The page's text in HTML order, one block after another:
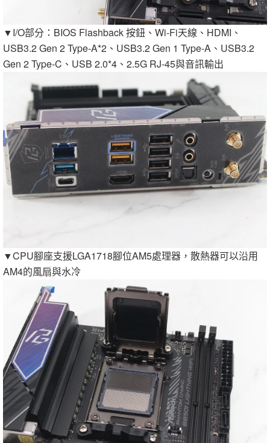
▼I/O部分：BIOS Flashback 按鈕、Wi-Fi天線、HDMI、
USB3.2 Gen 2 Type-A*2、USB3.2 Gen 1 Type-A、USB3.2
Gen 2 Type-C、USB 2.0*4、2.5G RJ-45與音訊輸出
▼CPU腳座支援LGA1718腳位AM5處理器，散熱器可以沿用
AM4的風扇與水冷